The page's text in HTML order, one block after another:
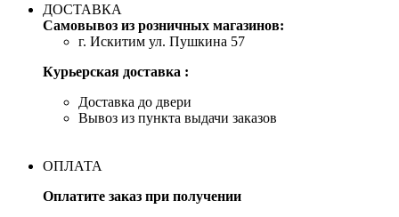
ДОСТАВКА
Самовывоз из розничных магазинов:
г. Искитим ул. Пушкина 57
Курьерская доставка :
Доставка до двери
Вывоз из пункта выдачи заказов
ОПЛАТА
Оплатите заказ при получении